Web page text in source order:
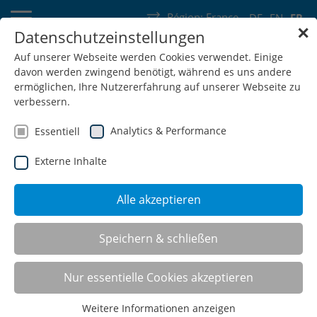
DE EN FR
Région: France
Allemagne Suisse Autriche Belgique Luxembourg
Pays-Bas Wallonie
SHOP
Chariot modulaire
L'utilisation de ces espaces de stockage mobiles pour
matériaux et petites pièces est judicieuse partout où il est
✕
Datenschutzeinstellungen
Auf unserer Webseite werden Cookies verwendet. Einige
davon werden zwingend benötigt, während es uns andere
ermöglichen, Ihre Nutzererfahrung auf unserer Webseite zu
verbessern.
Essentiell Analytics & Performance
Externe Inhalte
Alle akzeptieren
Speichern & schließen
Nur essentielle Cookies akzeptieren
Weitere Informationen anzeigen